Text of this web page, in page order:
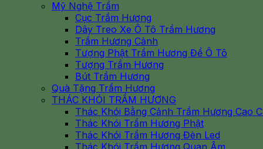
Mỹ Nghệ Trầm
Cục Trầm Hương
Dây Treo Xe Ô Tô Trầm Hương
Trầm Hương Cảnh
Tượng Phật Trầm Hương Để Ô Tô
Tượng Trầm Hương
Bút Trầm Hương
Quà Tặng Trầm Hương
THÁC KHÓI TRẦM HƯƠNG
Thác Khói Bằng Cảnh Trầm Hương Cao
Thác Khói Trầm Hương Phật
Thác Khói Trầm Hương Đèn Led
Thác Khói Trầm Hương Quan Âm